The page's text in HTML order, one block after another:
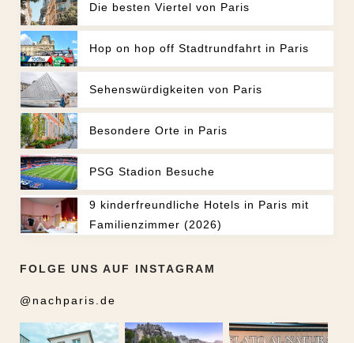
Die besten Viertel von Paris
Hop on hop off Stadtrundfahrt in Paris
Sehenswürdigkeiten von Paris
Besondere Orte in Paris
PSG Stadion Besuche
9 kinderfreundliche Hotels in Paris mit
Familienzimmer (2026)
FOLGE UNS AUF INSTAGRAM
@nachparis.de